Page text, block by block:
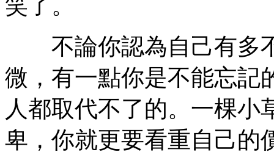
笑了。
不論你認為自己有多
微，有一點你是不能忘記
人都取代不了的。一棵小
卑，你就更要看重自己的